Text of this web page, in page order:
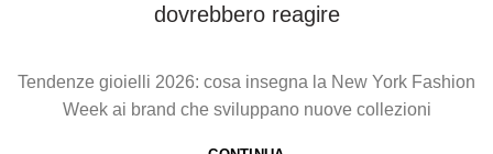
dovrebbero reagire
Tendenze gioielli 2026: cosa insegna la New York Fashion
Week ai brand che sviluppano nuove collezioni